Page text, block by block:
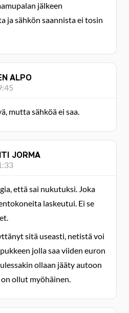
jälkeen
ja sähkön saannista ei tosin
ALPO
mutta sähköä ei saa.
JORMA
että sai nukutuksi. Joka
laskeutui. Ei se
sitä useasti, netistä voi
jolla saa viiden euron
ollaan jääty autoon
ollut myöhäinen.